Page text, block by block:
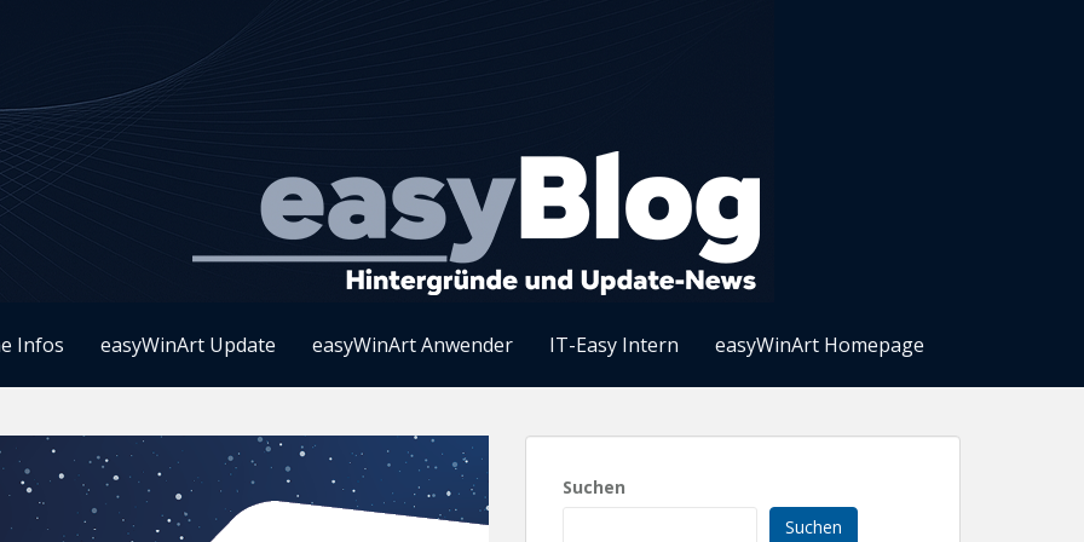
Infos easyWinArt Update easyWinArt Anwender IT-Easy Intern easyWinArt Homepage
Suchen
Suchen